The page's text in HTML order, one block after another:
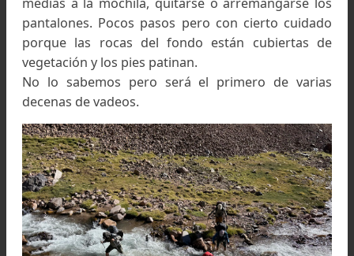
Lisandrito y Leti preparan la cena en el primer vivac